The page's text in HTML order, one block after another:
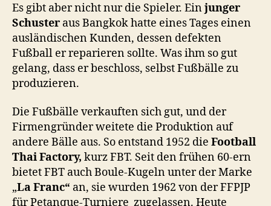
Es gibt aber nicht nur die Spieler. Einjunger
Schuster aus Bangkok hatte eines Tages einen
ausländischen Kunden, dessen defekten
Fußball er reparieren sollte. Was ihm so gut
gelang, dass er beschloss, selbst Fußbälle zu
produzieren.
Die Fußbälle verkauften sich gut, und der
Firmengründer weitete die Produktion auf
andere Bälle aus. So entstand 1952 die Football
Thai Factory, kurz FBT. Seit den frühen 60-ern
bietet FBT auch Boule-Kugeln unter der Marke
„La Franc“ an, sie wurden 1962 von der FFPJP
für Petanque-Turniere zugelassen. Heute